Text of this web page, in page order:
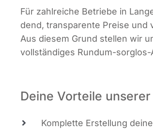
Für zahl­rei­che Betrie­be in
dend, trans­pa­ren­te Prei­se und
Aus die­sem Grund stel­len wir
voll­stän­di­ges Rund­um-
Deine Vorteile
Kom­plet­te Erstel­lung